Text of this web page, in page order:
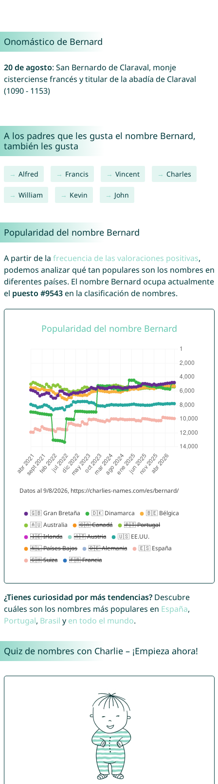
Onomástico de Bernard
20 de agosto: San Bernardo de Claraval, monje
cisterciense francés y titular de la abadía de Claraval
(1090 - 1153)
A los padres que les gusta el nombre Bernard,
también les gusta
Alfred Francis Vincent Charles
William Kevin John
Popularidad del nombre Bernard
A partir de la frecuencia de las valoraciones positivas,
podemos analizar qué tan populares son los nombres en
diferentes países. El nombre Bernard ocupa actualmente
el puesto #9543en la clasificación de nombres.
¿Tienes curiosidad por más tendencias?Descubre
cuáles son los nombres más populares en España,
Portugal, Brasil y en todo el mundo.
Quiz de nombres con Charlie – ¡Empieza ahora!